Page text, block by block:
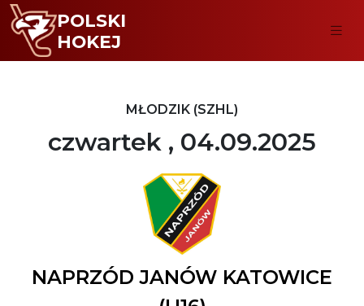
POLSKI
HOKEJ
MŁODZIK (SZHL)
czwartek , 04.09.2025
NAPRZÓD JANÓW KATOWICE